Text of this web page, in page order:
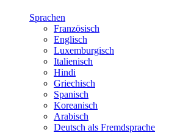
Sprachen
Französisch
Englisch
Luxemburgisch
Italienisch
Hindi
Griechisch
Spanisch
Koreanisch
Arabisch
Deutsch als Fremdsprache